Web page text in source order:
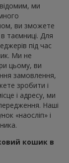
ми
ви зможете
таємниці. Для
під час
Ми не
цьому, ви
замовлення,
зробити і
і адресу, ми
Наші
«наосліп» і
кошик в